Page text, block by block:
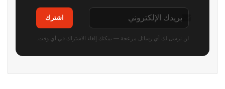
اشترك
لن نرسل لك أي رسائل مزعجة — يمكنك إلغاء الاشتراك في أي وقت.